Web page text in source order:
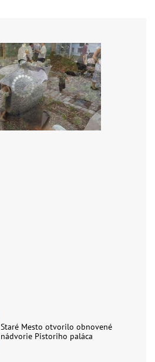
Staré Mesto otvorilo obnovené
nádvorie Pistoriho paláca